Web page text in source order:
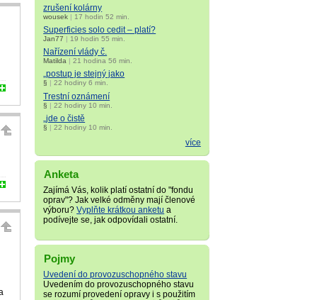
zrušení kolárny
wousek | 17 hodin 52 min.
Superficies solo cedit – platí?
Jan77 | 19 hodin 55 min.
Nařízení vlády č.
Matilda |21 hodina 56 min.
„postup je stejný jako
§ |22 hodiny 6 min.
Trestní oznámení
§ |22 hodiny 10 min.
„jde o čistě
§ |22 hodiny 10 min.
více
Anketa
Zajímá Vás, kolik platí ostatní do "fondu
oprav"? Jak velké odměny mají členové
výboru?Vyplňte krátkou anketu a
podívejte se, jak odpovídali ostatní.
Pojmy
Uvedení do provozuschopného stavu
Uvedením do provozuschopného stavu
se rozumí provedení opravy i s použitím